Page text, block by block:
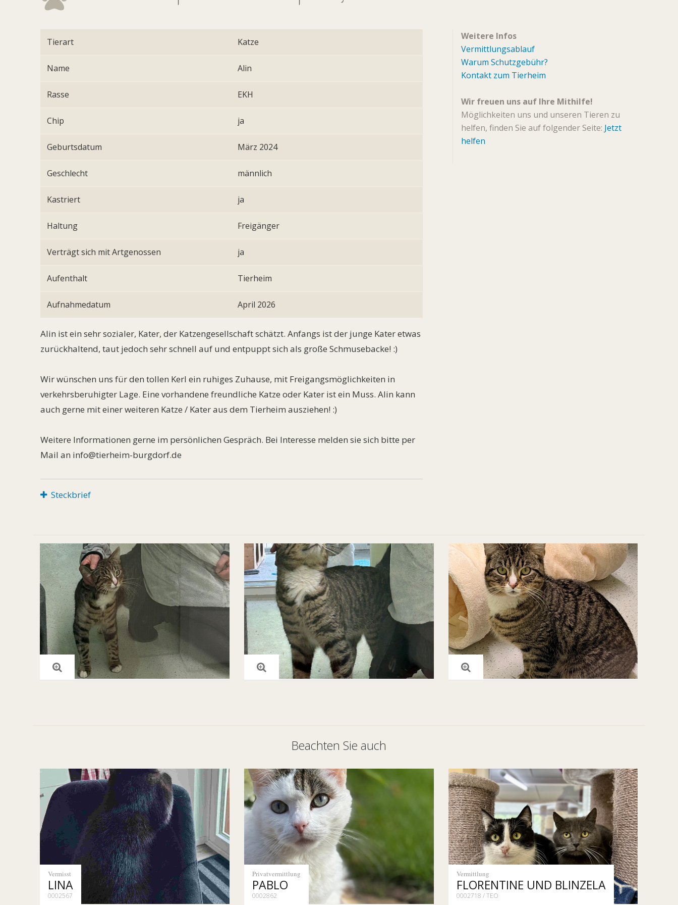
Tierart Katze
Name Alin
Rasse EKH
Chip ja
Geburtsdatum März 2024
Geschlecht männlich
Kastriert ja
Haltung Freigänger
Verträgt sich mit Artgenossen ja
Aufenthalt Tierheim
Aufnahmedatum April 2026
Alin ist ein sehr sozialer, Kater, der Katzengesellschaft schätzt. Anfangs ist der junge Kater etwas
zurückhaltend, taut jedoch sehr schnell auf und entpuppt sich als große Schmusebacke! :)
Wir wünschen uns für den tollen Kerl ein ruhiges Zuhause, mit Freigangsmöglichkeiten in
verkehrsberuhigter Lage. Eine vorhandene freundliche Katze oder Kater ist ein Muss. Alin kann
auch gerne mit einer weiteren Katze / Kater aus dem Tierheim ausziehen! :)
Weitere Informationen gerne im persönlichen Gespräch. Bei Interesse melden sie sich bitte per
Mail an info@tierheim-burgdorf.de
Steckbrief
Weitere Infos
Vermittlungsablauf
Warum Schutzgebühr?
Kontakt zum Tierheim
Wir freuen uns auf Ihre Mithilfe!
Möglichkeiten uns und unseren Tieren zu
helfen, finden Sie auf folgender Seite: Jetzt
helfen
Beachten Sie auch
Vermisst
LINA
0002567
Privatvermittlung
PABLO
0002862
Vermittlung
FLORENTINE UND BLINZELA
0002718 / TEO